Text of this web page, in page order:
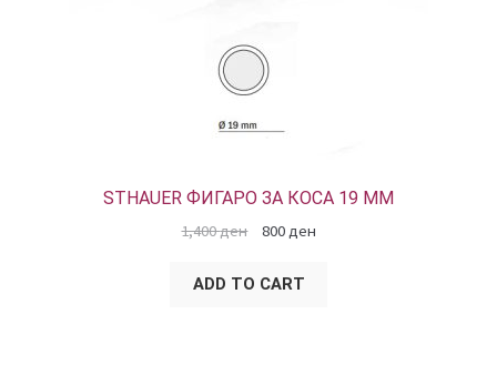
STHAUER ФИГАРО ЗА КОСА 19 ММ
1,400ден 800 ден
ADD TO CART